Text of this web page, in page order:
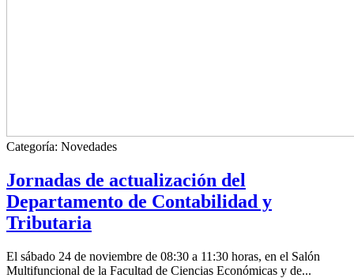
Categoría: Novedades
Jornadas de actualización del
Departamento de Contabilidad y
Tributaria
El sábado 24 de noviembre de 08:30 a 11:30 horas, en el Salón
Multifuncional de la Facultad de Ciencias Económicas y de...